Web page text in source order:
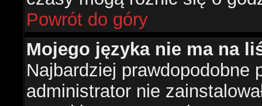
Powrót do góry
Mojego języka nie ma na
Najbardziej prawdopodobne
administrator nie